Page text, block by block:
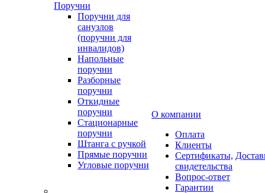
Поручни
Поручни для
санузлов
(поручни для
инвалидов)
Напольные
поручни
Разборные
поручни
Откидные
поручни
Стационарные
поручни
Штанга с ручкой
Прямые поручни
Угловые поручни
О компании
Оплата
Клиенты
Сертификаты,
свидетельства
Вопрос-ответ
Гарантии